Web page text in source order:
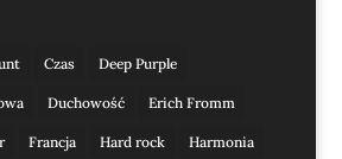
Czas Deep Purple
Duchowość Erich Fromm
Francja Hard rock Harmonia